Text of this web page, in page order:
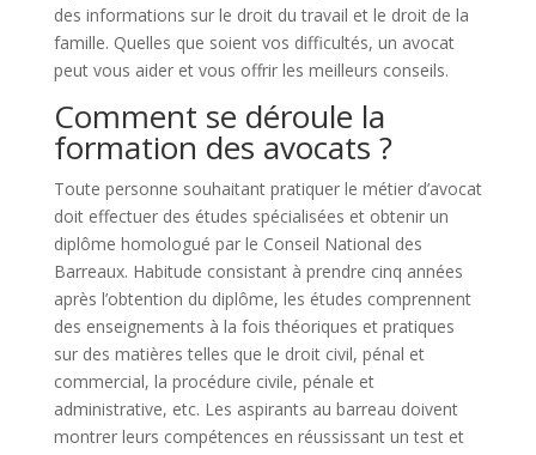
des informations sur le droit du travail et le droit de la
famille. Quelles que soient vos difficultés, un avocat
peut vous aider et vous offrir les meilleurs conseils.
Comment se déroule la
formation des avocats ?
Toute personne souhaitant pratiquer le métier d’avocat
doit effectuer des études spécialisées et obtenir un
diplôme homologué par le Conseil National des
Barreaux. Habitude consistant à prendre cinq années
après l’obtention du diplôme, les études comprennent
des enseignements à la fois théoriques et pratiques
sur des matières telles que le droit civil, pénal et
commercial, la procédure civile, pénale et
administrative, etc. Les aspirants au barreau doivent
montrer leurs compétences en réussissant un test et